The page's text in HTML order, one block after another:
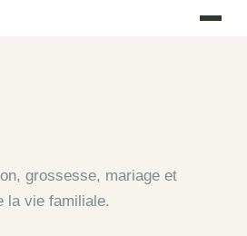
grossesse, mariage et
la vie familiale.